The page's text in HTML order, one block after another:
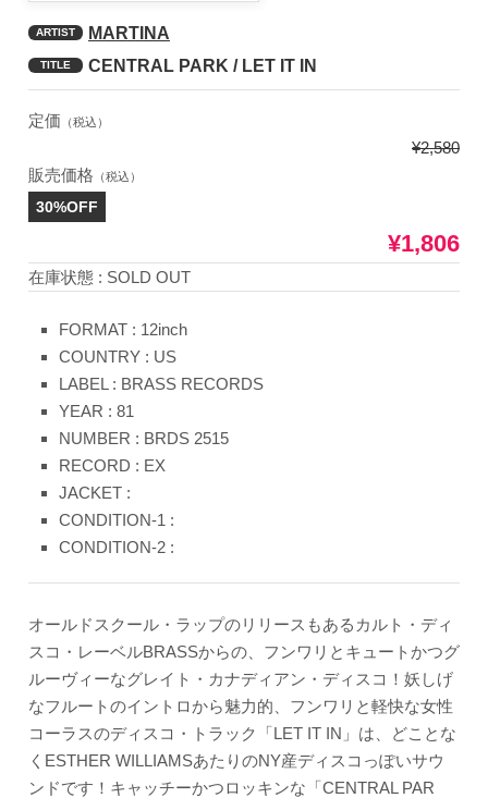
ARTIST MARTINA
TITLE CENTRAL PARK / LET IT IN
定価 （税込）
¥2,580
販売価格 （税込）
30%OFF
¥1,806
在庫状態 : SOLD OUT
FORMAT : 12inch
COUNTRY : US
LABEL : BRASS RECORDS
YEAR : 81
NUMBER : BRDS 2515
RECORD : EX
JACKET :
CONDITION-1 :
CONDITION-2 :
オールドスクール・ラップのリリースもあるカルト・ディ
スコ・レーベルBRASSからの、フンワリとキュートかつグ
ルーヴィーなグレイト・カナディアン・ディスコ！妖しげ
なフルートのイントロから魅力的、フンワリと軽快な女性
コーラスのディスコ・トラック「LET IT IN」は、どことな
くESTHER WILLIAMSあたりのNY産ディスコっぽいサウ
ンドです！キャッチーかつロッキンな「CENTRAL PAR